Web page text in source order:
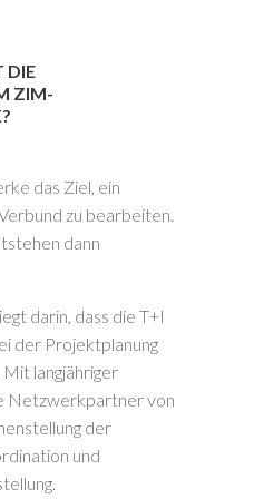
DIE
ZIM-
das Ziel, ein
zu bearbeiten.
dann
darin, dass die T+I
der Projektplanung
langjähriger
Netzwerkpartner von
der
und